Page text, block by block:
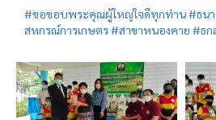
#ขอขอบพระคุณผู้ใหญ่ใจดีทุกท่าน#ธน
สหกรณ์การเกษตร#สาขาหนองคาย #ธก